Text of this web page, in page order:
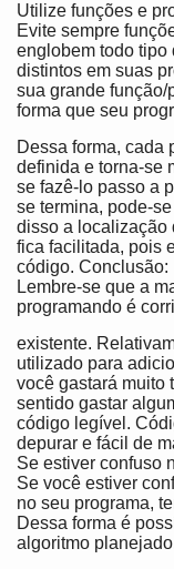
Utilize funções e
Evite sempre
englobem todo tipo
distintos em suas
sua grande
forma que seu
Dessa forma, cada
definida e torna-se
se fazê-lo passo a
se termina, pode-
disso a localização
fica facilitada, pois
código. Conclusão:
Lembre-se que a
programando é
existente.
utilizado para
você gastará muito
sentido gastar
código legível.
depurar e fácil de
Se estiver confuso
Se você estiver
no seu programa,
Dessa forma é
algoritmo